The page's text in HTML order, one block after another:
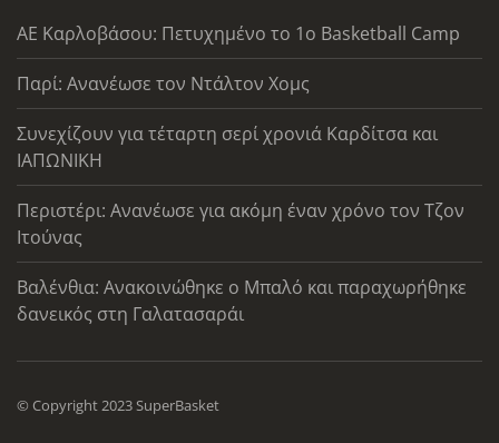
ΑΕ Καρλοβάσου: Πετυχημένο το 1ο Basketball Camp
Παρί: Ανανέωσε τον Ντάλτον Χομς
Συνεχίζουν για τέταρτη σερί χρονιά Καρδίτσα και
ΙΑΠΩΝΙΚΗ
Περιστέρι: Ανανέωσε για ακόμη έναν χρόνο τον Τζον
Ιτούνας
Βαλένθια: Ανακοινώθηκε ο Μπαλό και παραχωρήθηκε
δανεικός στη Γαλατασαράι
© Copyright 2023 SuperBasket